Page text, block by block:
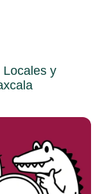
Locales y